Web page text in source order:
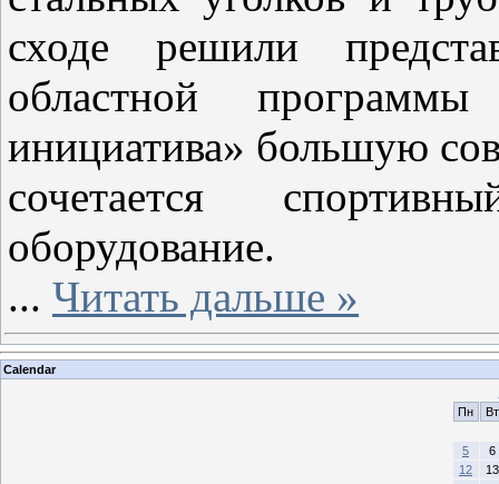
сходе решили
областной
инициатива» большую
сочетается
оборудование.
... Читать дальше »
Calendar
Пн
Вт
5
6
12
13